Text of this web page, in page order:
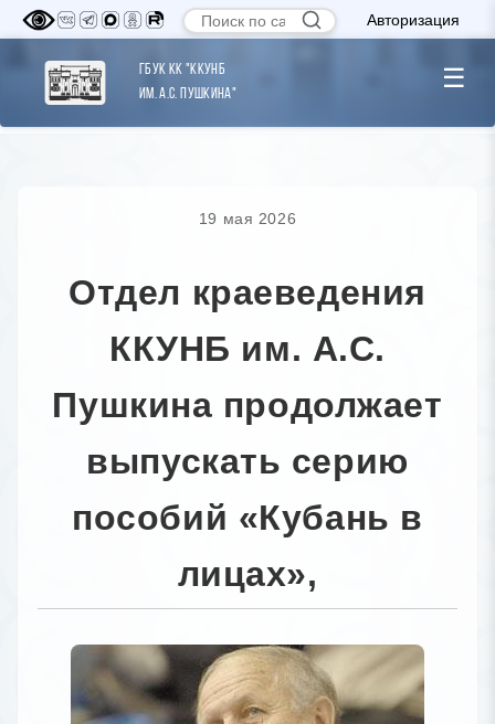
Авторизация
ГБУК КК "ККУНБ
им. А.С. Пушкина"
☰
19 мая 2026
Отдел краеведения
ККУНБ им. А.С.
Пушкина продолжает
выпускать серию
пособий «Кубань в
лицах»,